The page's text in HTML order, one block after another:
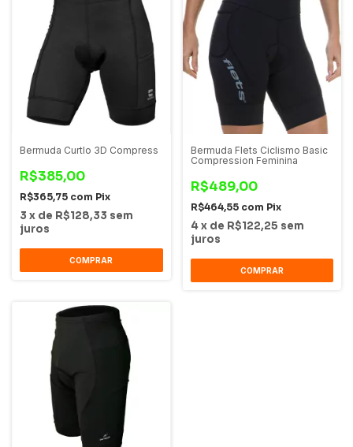
Bermuda Curtlo 3D Compress
R$385,00
R$365,75 com Pix
3 x de R$128,33 sem
juros
COMPRAR
Bermuda Flets Ciclismo Basic
Compression Feminina
R$489,00
R$464,55 com Pix
4 x de R$122,25 sem
juros
COMPRAR